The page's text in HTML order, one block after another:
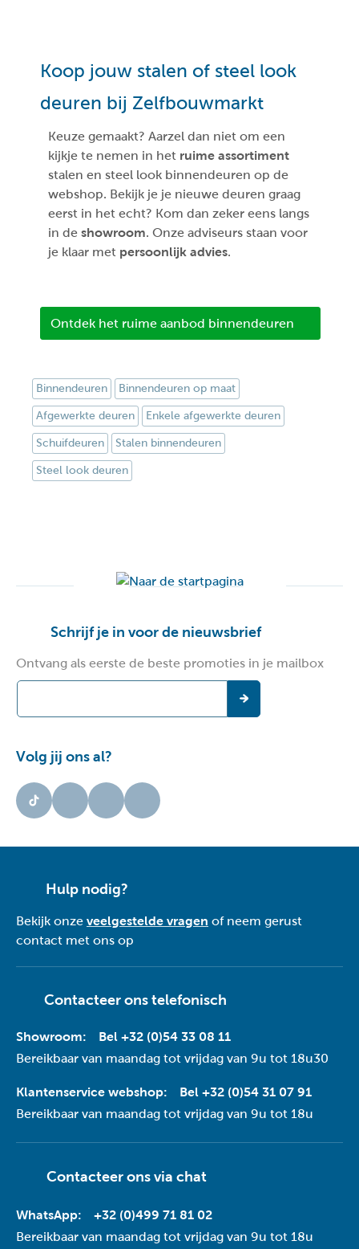
Koop jouw stalen of steel look
deuren bij Zelfbouwmarkt
Keuze gemaakt? Aarzel dan niet om een
kijkje te nemen in het ruime assortiment
stalen en steel look binnendeuren op de
webshop. Bekijk je je nieuwe deuren graag
eerst in het echt? Kom dan zeker eens langs
in de showroom. Onze adviseurs staan voor
je klaar met persoonlijk advies.
Ontdek het ruime aanbod binnendeuren
Binnendeuren Binnendeuren op maat
Afgewerkte deuren Enkele afgewerkte deuren
Schuifdeuren Stalen binnendeuren
Steel look deuren
Schrijf je in voor de nieuwsbrief
Ontvang als eerste de beste promoties in je mailbox
Volg jij ons al?
Hulp nodig?
Bekijk onze veelgestelde vragen of neem gerust
contact met ons op
Contacteer ons telefonisch
Showroom:
Bel +32 (0)54 33 08 11
Bereikbaar van maandag tot vrijdag van 9u tot 18u30
Klantenservice webshop:
Bel +32 (0)54 31 07 91
Bereikbaar van maandag tot vrijdag van 9u tot 18u
Contacteer ons via chat
WhatsApp:
+32 (0)499 71 81 02
Bereikbaar van maandag tot vrijdag van 9u tot 18u